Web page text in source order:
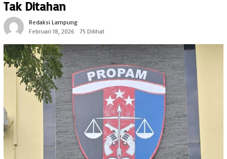
Tak Ditahan
Redaksi Lampung
Februari 18, 2026
75 Dilihat